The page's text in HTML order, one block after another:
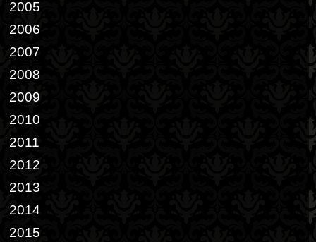
2005
2006
2007
2008
2009
2010
2011
2012
2013
2014
2015